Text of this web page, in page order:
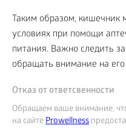
Таким образом,
условиях при помощи
питания. Важно следить
обращать внимание на
Отказ от ответсвенности
Обращаем ваше внимание,
на сайтеProwellness